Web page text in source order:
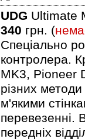
UDG Ultimate
340 грн. (
Спеціально
контролера.
MK3, Pioneer
різних
м'якими
перевезенні.
передніх